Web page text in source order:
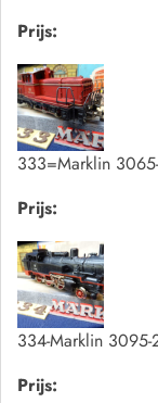
Prijs:
333=Marklin
Prijs:
334-Marklin
Prijs: